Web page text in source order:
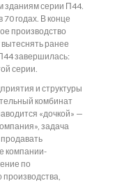
зданиям серии П44.
годах. В конце
производство
ранее
завершилась:
серии.
и структуры
комбинат
«дочкой» —
задача
компании-
по
производства,